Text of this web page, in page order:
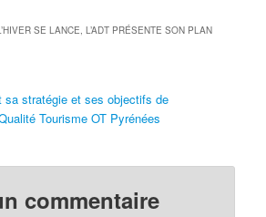
SE LANCE, L’ADT PRÉSENTE SON PLAN
sa stratégie et ses objectifs de
Tourisme OT Pyrénées
commentaire